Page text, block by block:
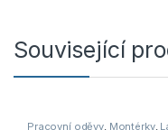
Související
Pracovní oděvy, Montérky,